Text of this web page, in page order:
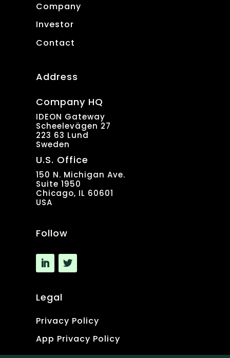
Company
Investor
Contact
Address
Company HQ
IDEON Gateway
Scheelevägen 27
223 63 Lund
Sweden
U.S. Office
150 N. Michigan Ave.
Suite 1950
Chicago, IL 60601
USA
Follow
Legal
Privacy Policy
App Privacy Policy